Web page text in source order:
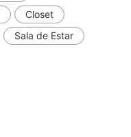
Closet
Sala de Estar